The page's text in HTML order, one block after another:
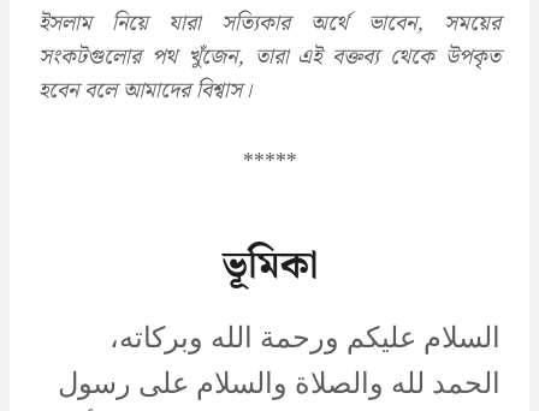
ইসলাম নিয়ে যারা সত্যিকার অর্থে ভাবেন, সময়ের
সংকটগুলোর পথ খুঁজেন, তারা এই বক্তব্য থেকে উপকৃত
হবেন বলে আমাদের বিশ্বাস।
*****
ভূমিকা
السلام عليكم ورحمة الله وبركاته،
الحمد لله والصلاة والسلام على رسول